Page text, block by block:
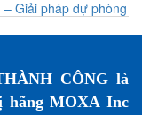
pháp dự phòng
CÔNG là
hãng MOXA Inc